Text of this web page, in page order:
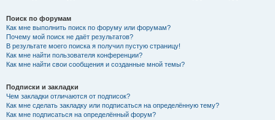
Поиск по форумам
Как мне выполнить поиск по форуму или форумам?
Почему мой поиск не даёт результатов?
В результате моего поиска я получил пустую страницу!
Как мне найти пользователя конференции?
Как мне найти свои сообщения и созданные мной темы?
Подписки и закладки
Чем закладки отличаются от подписок?
Как мне сделать закладку или подписаться на определённую тему?
Как мне подписаться на определённый форум?